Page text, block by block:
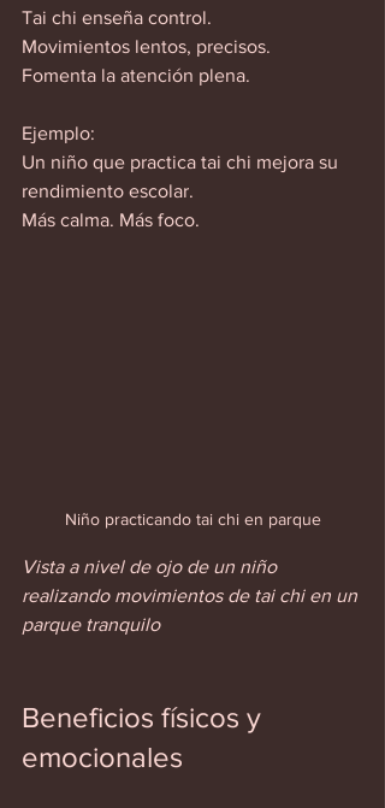
Tai chi enseña control.
Movimientos lentos, precisos.
Fomenta la atención plena.
Ejemplo:
Un niño que practica tai chi mejora su
rendimiento escolar.
Más calma. Más foco.
Niño practicando tai chi en parque
Vista a nivel de ojo de un niño
realizando movimientos de tai chi en un
parque tranquilo
Beneficios físicos y
emocionales